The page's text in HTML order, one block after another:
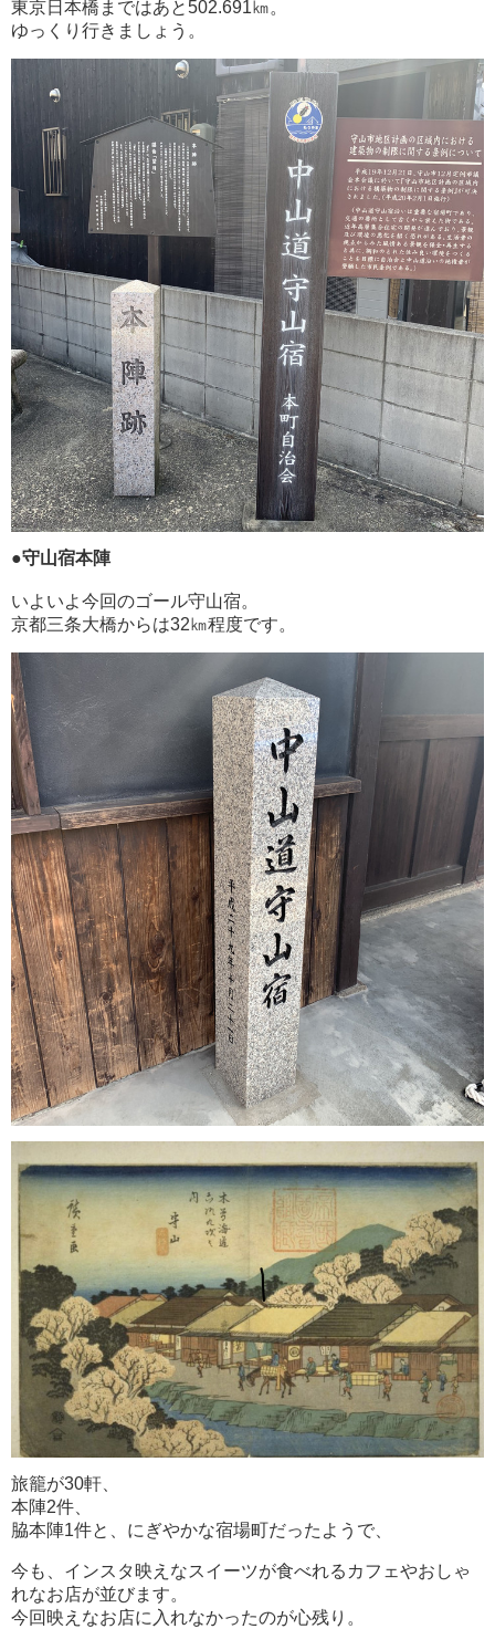
東京日本橋まではあと502.691㎞。
ゆっくり行きましょう。
●守山宿本陣
いよいよ今回のゴール守山宿。
京都三条大橋からは32㎞程度です。
旅籠が30軒、
本陣2件、
脇本陣1件と、にぎやかな宿場町だったようで、
今も、インスタ映えなスイーツが食べれるカフェやおしゃ
れなお店が並びます。
今回映えなお店に入れなかったのが心残り。